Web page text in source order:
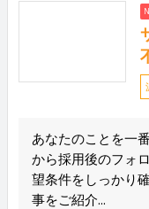
あなたのことを一
から採用後のフォ
望条件をしっかり
事をご紹介...